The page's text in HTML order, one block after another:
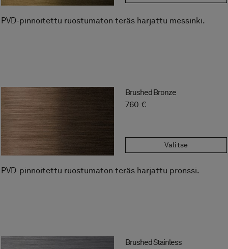
PVD-pinnoitettu ruostumaton teräs harjattu messinki.
Brushed Bronze
760 €
Valitse
PVD-pinnoitettu ruostumaton teräs harjattu pronssi.
Brushed Stainless